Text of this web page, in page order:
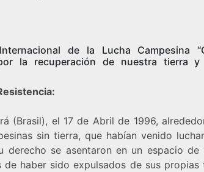
de la Lucha Campesina
la recuperación de nuestra tierra y
(Brasil), el 17 de Abril de 1996,
sin tierra, que habían venido
derecho se asentaron en un espacio
de haber sido expulsados de sus propias